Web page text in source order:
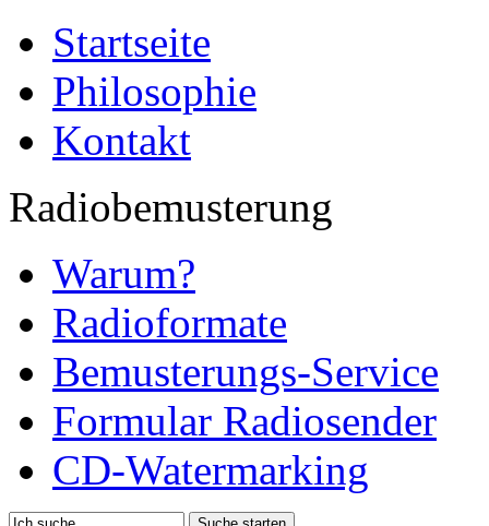
Startseite
Philosophie
Kontakt
Radiobemusterung
Warum?
Radioformate
Bemusterungs-Service
Formular Radiosender
CD-Watermarking